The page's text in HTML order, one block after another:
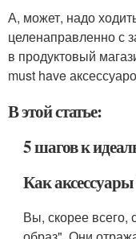
А, может, надо
целенаправленно с
в продуктовый
must have
В этой статье:
5 шагов к
Как
Вы, скорее всего,